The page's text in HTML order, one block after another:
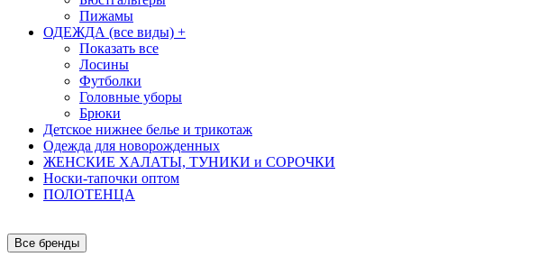
Пижамы
ОДЕЖДА (все виды) +
Показать все
Лосины
Футболки
Головные уборы
Брюки
Детское нижнее белье и трикотаж
Одежда для новорожденных
ЖЕНСКИЕ ХАЛАТЫ, ТУНИКИ и СОРОЧКИ
Носки-тапочки оптом
ПОЛОТЕНЦА
Все бренды